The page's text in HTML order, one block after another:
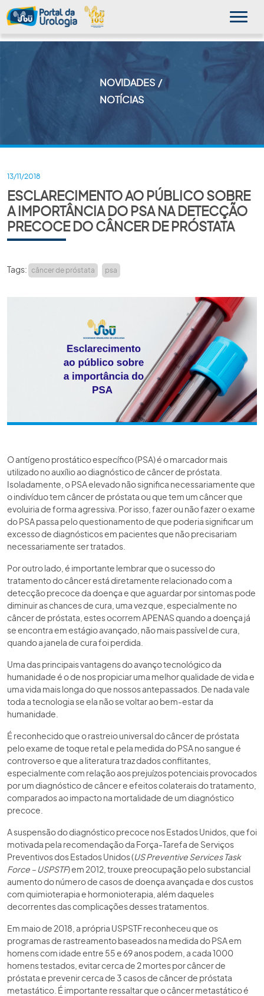
PUBLICAÇÕES
SBU NO CONSULTÓRIO
ACADEMIA SBU
NOVIDADES
NOTÍCIAS
13/11/2018
ESCLARECIMENTO AO PÚBLICO SOBRE
A IMPORTÂNCIA DO PSA NA DETECÇÃO
PRECOCE DO CÂNCER DE PRÓSTATA
Tags: câncer de próstata psa
O antígeno prostático específico (PSA) é o marcador mais
utilizado no auxílio ao diagnóstico de câncer de próstata.
Isoladamente, o PSA elevado não significa necessariamente que
o indivíduo tem câncer de próstata ou que tem um câncer que
evoluiria de forma agressiva. Por isso, fazer ou não fazer o exame
do PSA passa pelo questionamento de que poderia significar um
excesso de diagnósticos em pacientes que não precisariam
necessariamente ser tratados.
Por outro lado, é importante lembrar que o sucesso do
tratamento do câncer está diretamente relacionado com a
detecção precoce da doença e que aguardar por sintomas pode
diminuir as chances de cura, uma vez que, especialmente no
câncer de próstata, estes ocorrem APENAS quando a doença já
se encontra em estágio avançado, não mais passível de cura,
quando a janela de cura foi perdida.
Uma das principais vantagens do avanço tecnológico da
humanidade é o de nos propiciar uma melhor qualidade de vida e
uma vida mais longa do que nossos antepassados. De nada vale
toda a tecnologia se ela não se voltar ao bem-estar da
humanidade.
É reconhecido que o rastreio universal do câncer de próstata
pelo exame de toque retal e pela medida do PSA no sangue é
controverso e que a literatura traz dados conflitantes,
especialmente com relação aos prejuízos potenciais provocados
por um diagnóstico de câncer e efeitos colaterais do tratamento,
comparados ao impacto na mortalidade de um diagnóstico
precoce.
A suspensão do diagnóstico precoce nos Estados Unidos, que foi
motivada pela recomendação da Força-Tarefa de Serviços
Preventivos dos Estados Unidos (US Preventive Services Task
Force – USPSTF) em 2012, trouxe preocupação pelo substancial
aumento do número de casos de doença avançada e dos custos
com quimioterapia e hormonioterapia, além daqueles
decorrentes das complicações desses tratamentos.
Em maio de 2018, a própria USPSTF reconheceu que os
programas de rastreamento baseados na medida do PSA em
homens com idade entre 55 e 69 anos podem, a cada 1000
homens testados, evitar cerca de 2 mortes por câncer de
próstata e prevenir cerca de 3 casos de câncer de próstata
metastático. É importante ressaltar que o câncer metastático é